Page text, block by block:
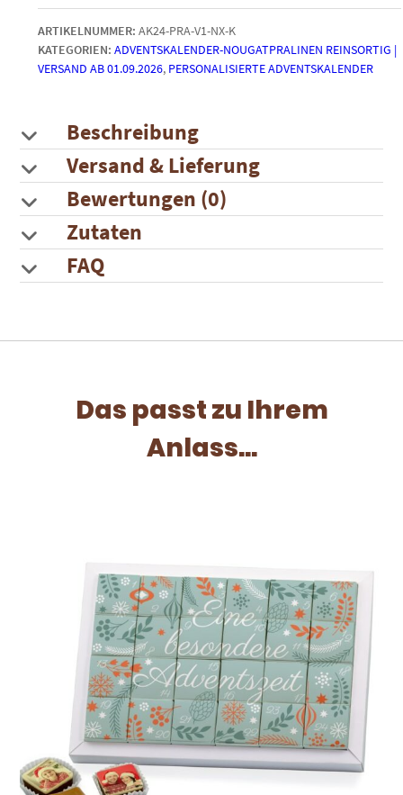
Foto-
Pralinen
(24
Motive)
|
Karree
Menge
ARTIKELNUMMER: AK24-PRA-V1-NX-K
KATEGORIEN: ADVENTSKALENDER-NOUGATPRALINEN REINSORTIG |
VERSAND AB 01.09.2026, PERSONALISIERTE ADVENTSKALENDER
Beschreibung
Versand & Lieferung
Bewertungen (0)
Zutaten
FAQ
Das passt zu Ihrem
Anlass...